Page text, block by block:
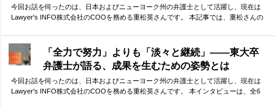
今回お話を伺ったのは、日本およびニューヨーク州の弁護士として活躍し、現在は
Lawyer's INFO株式会社のCOOを務める重松英さんです。 本記事では、重松さんの
方」から、今振り返ってわかる「東大を目指す本当の意味」まで。貴重なお話を伺
うことができました。「全力で努力」よりも「淡々と継続」——東大卒
弁護士が語る、成果を生むための姿勢とは
今回お話を伺ったのは、日本およびニューヨーク州の弁護士として活躍し、現在は
Lawyer's INFO株式会社のCOOを務める重松英さんです。 本インタビューは、全6